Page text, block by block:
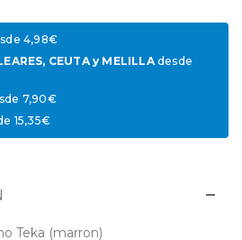
4,98€
CEUTA y MELILLAdesde
7,90€
15,35€
Teka (marron)